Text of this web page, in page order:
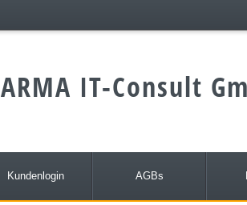
ARMA IT-Consult
Kundenlogin AGBs